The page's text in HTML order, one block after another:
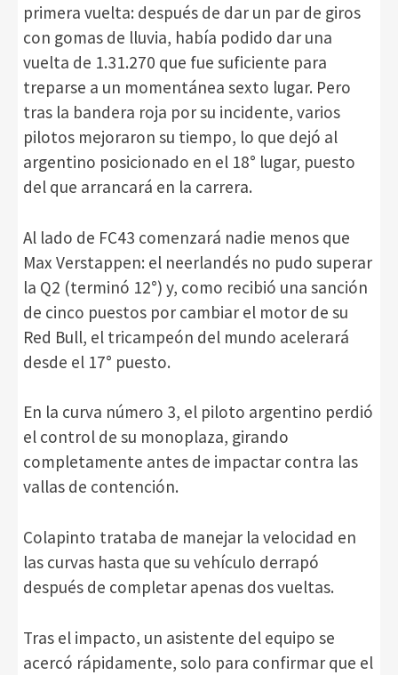
primera vuelta: después de dar un par de giros
con gomas de lluvia, había podido dar una
vuelta de 1.31.270 que fue suficiente para
treparse a un momentánea sexto lugar. Pero
tras la bandera roja por su incidente, varios
pilotos mejoraron su tiempo, lo que dejó al
argentino posicionado en el 18° lugar, puesto
del que arrancará en la carrera.
Al lado de FC43 comenzará nadie menos que
Max Verstappen: el neerlandés no pudo superar
la Q2 (terminó 12°) y, como recibió una sanción
de cinco puestos por cambiar el motor de su
Red Bull, el tricampeón del mundo acelerará
desde el 17° puesto.
En la curva número 3, el piloto argentino perdió
el control de su monoplaza, girando
completamente antes de impactar contra las
vallas de contención.
Colapinto trataba de manejar la velocidad en
las curvas hasta que su vehículo derrapó
después de completar apenas dos vueltas.
Tras el impacto, un asistente del equipo se
acercó rápidamente, solo para confirmar que el